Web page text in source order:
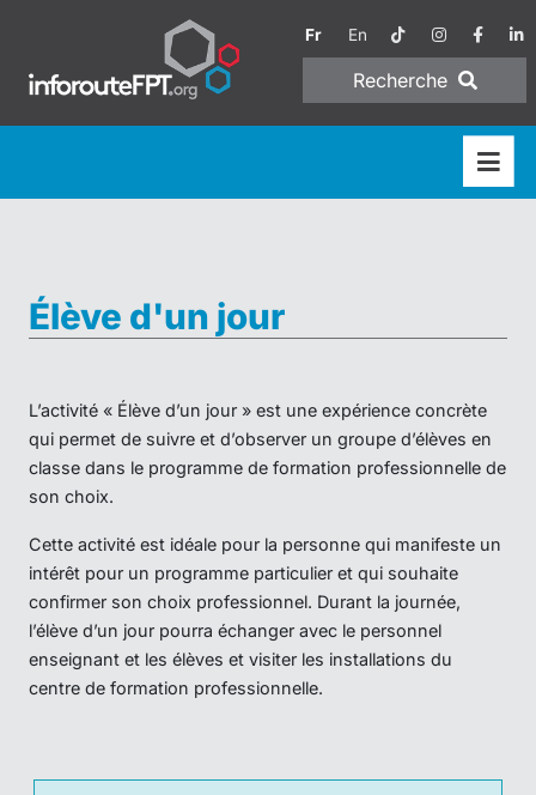
Fr En
Recherche
Élève d'un jour
L’activité « Élève d’un jour » est une expérience concrète
qui permet de suivre et d’observer un groupe d’élèves en
classe dans le programme de formation professionnelle de
son choix.
Cette activité est idéale pour la personne qui manifeste un
intérêt pour un programme particulier et qui souhaite
confirmer son choix professionnel. Durant la journée,
l’élève d’un jour pourra échanger avec le personnel
enseignant et les élèves et visiter les installations du
centre de formation professionnelle.